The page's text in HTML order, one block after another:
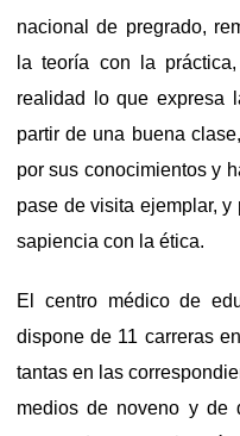
nacional de pregrado,
la teoría con la
realidad lo que expresa
partir de una buena
por sus conocimientos y
pase de visita ejemplar,
sapiencia con la ética.
El centro médico de
dispone de 11 carreras
tantas en las
medios de noveno y de